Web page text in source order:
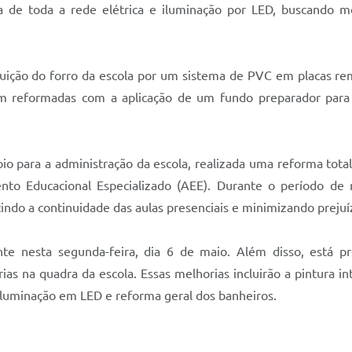
toda a rede elétrica e iluminação por LED, buscando
do forro da escola por um sistema de PVC em placas
com a aplicação de um fundo preparador
para a administração da escola, realizada uma reforma
Educacional Especializado (AEE). Durante o período
a continuidade das aulas presenciais e minimizando
nesta segunda-feira, dia 6 de maio. Além disso, está
na quadra da escola. Essas melhorias incluirão a pintura
em LED e reforma geral dos banheiros.